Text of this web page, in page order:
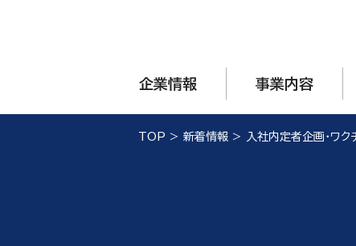
企業情報 事業内容
TOP > 新着情報 > 入社内定者企画・ワク